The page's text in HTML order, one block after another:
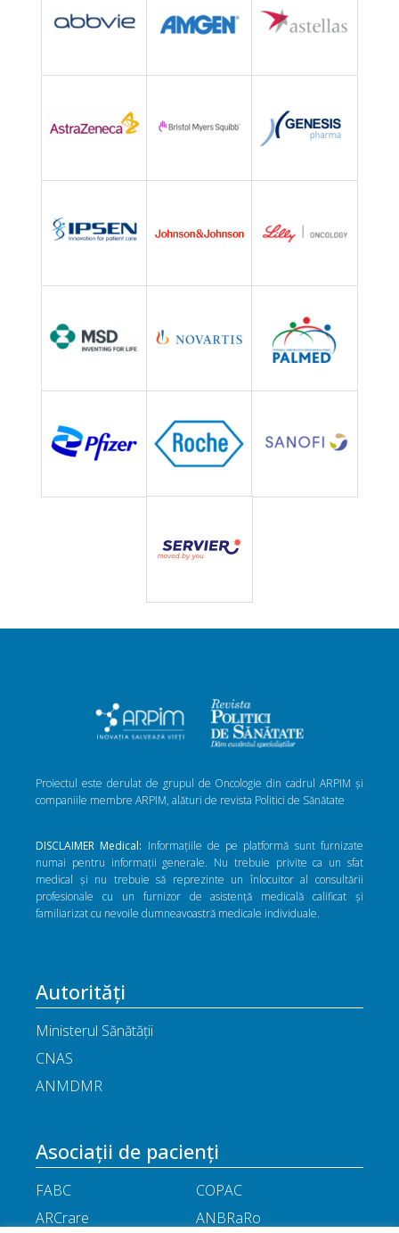
Proiectul este derulat de grupul de Oncologie din cadrul ARPIM și
companiile membre ARPIM, alături de revista Politici de Sănătate
DISCLAIMER Medical: Informațiile de pe platformă sunt furnizate
numai pentru informații generale. Nu trebuie privite ca un sfat
medical și nu trebuie să reprezinte un înlocuitor al consultării
profesionale cu un furnizor de asistență medicală calificat și
familiarizat cu nevoile dumneavoastră medicale individuale.
Autorități
Ministerul Sănătății
CNAS
ANMDMR
Asociații de pacienți
FABC
COPAC
ARCrare
ANBRaRo